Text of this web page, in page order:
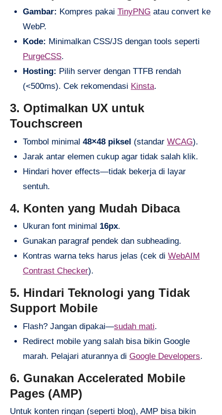
Gambar: Kompres pakai TinyPNG atau convert ke
WebP.
Kode: Minimalkan CSS/JS dengan tools seperti
PurgeCSS.
Hosting: Pilih server dengan TTFB rendah
(<500ms). Cek rekomendasi Kinsta.
3. Optimalkan UX untuk
Touchscreen
Tombol minimal 48×48 piksel (standar WCAG).
Jarak antar elemen cukup agar tidak salah klik.
Hindari hover effects—tidak bekerja di layar
sentuh.
4. Konten yang Mudah Dibaca
Ukuran font minimal 16px.
Gunakan paragraf pendek dan subheading.
Kontras warna teks harus jelas (cek di WebAIM
Contrast Checker).
5. Hindari Teknologi yang Tidak
Support Mobile
Flash? Jangan dipakai—sudah mati.
Redirect mobile yang salah bisa bikin Google
marah. Pelajari aturannya di Google Developers.
6. Gunakan Accelerated Mobile
Pages (AMP)
Untuk konten ringan (seperti blog), AMP bisa bikin